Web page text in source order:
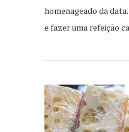
homenageado da
e fazer uma refeição